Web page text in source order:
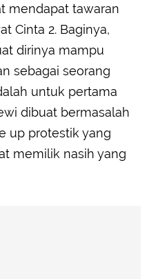
mendapat tawaran
Cinta 2. Baginya,
dirinya mampu
sebagai seorang
untuk pertama
dibuat bermasalah
up protestik yang
memilik nasih yang